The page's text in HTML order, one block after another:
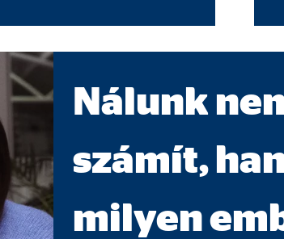
Nálunk
számít,
milyen
statisztikák
Ehhez az adatokat továbbítjuk harmadik feleknek, akik